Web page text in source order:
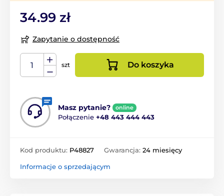
34.99 zł
Zapytanie o dostępność
szt Do koszyka
Masz pytanie? online
Połączenie +48 443 444 443
Kod produktu: P48827 Gwarancja: 24 miesięcy
Informacje o sprzedającym